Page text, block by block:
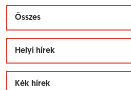
Összes
Helyi hírek
Kék hírek